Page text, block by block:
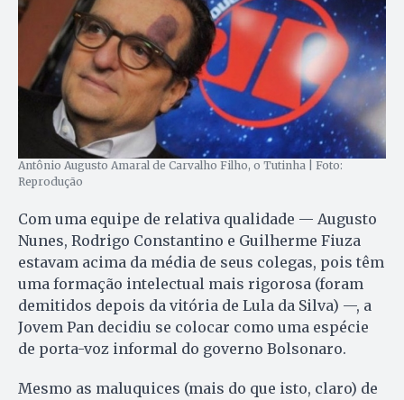
Antônio Augusto Amaral de Carvalho Filho, o Tutinha | Foto:
Reprodução
Com uma equipe de relativa qualidade — Augusto
Nunes, Rodrigo Constantino e Guilherme Fiuza
estavam acima da média de seus colegas, pois têm
uma formação intelectual mais rigorosa (foram
demitidos depois da vitória de Lula da Silva) —, a
Jovem Pan decidiu se colocar como uma espécie
de porta-voz informal do governo Bolsonaro.
Mesmo as maluquices (mais do que isto, claro) de